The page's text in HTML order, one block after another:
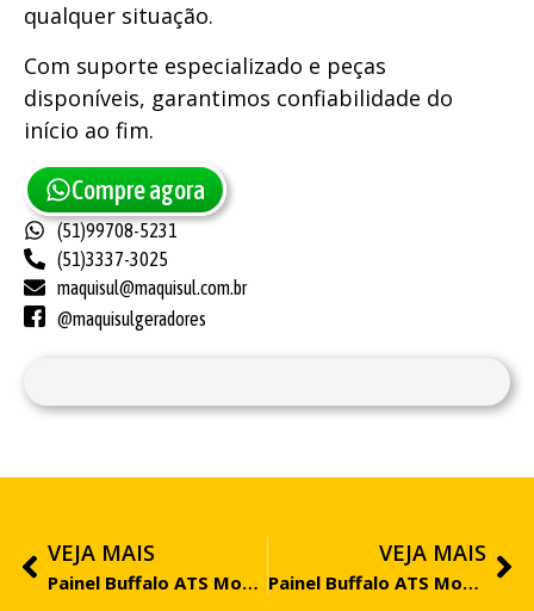
qualquer situação.
Com suporte especializado e peças
disponíveis, garantimos confiabilidade do
início ao fim.
Compre agora
(51)99708-5231
(51)3337-3025
maquisul@maquisul.com.br
@maquisulgeradores
VEJA MAIS
Painel Buffalo ATS Monofásico – BFD(E) 6.500/8.000
VEJA MAIS
Painel Buffalo ATS Monofásico – BFD(E) 12.000